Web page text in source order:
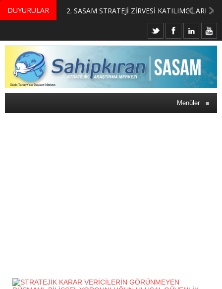
DUYURULAR
MERKEZİMİZ BÜNYESİNDE YETİŞTİRİLMEK ÜZERE GÖNÜLLÜ ÜLKE MASASI UZMANI VE UZMAN ADAYLARI ARIYORUZ 2. SASAM STRATEJİ ZİRVESİ KATILIMCILARI BELLİ OLDU
Menüler ≡